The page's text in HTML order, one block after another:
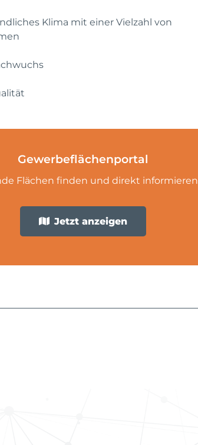
Klima mit einer Vielzahl von
Gewerbeflächenportal
Flächen finden und direkt informieren
Jetzt anzeigen